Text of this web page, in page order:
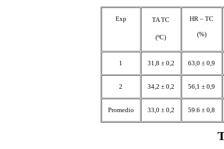
Exp TA TC
 (ºC) 
HR – TC
 (%) 
1 31,8 ± 0,2 63,0 ± 0,9
2 34,2 ± 0,2 56,1 ± 0,9
Promedio 33,0 ± 0,2 59.6 ± 0,8